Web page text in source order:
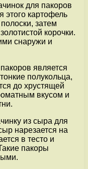
для пакоров
этого картофель
затем
корочки.
снаружи и
является
полукольца,
до хрустящей
вкусом и
из сыра для
нарезается на
в тесто и
пакоры